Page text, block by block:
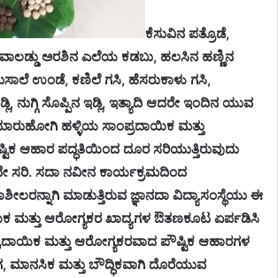
ಕೆಸುವಿನ ಪತ್ರೊಡೆ,
ಅರಶಿನ ಎಲೆಯ ಕಡಬು, ಹಲಸಿನ ಹಣ್ಣಿನ
ಉಂಡೆ, ಕಣಿಲೆ ಗಸಿ, ಹೆಸರುಕಾಳು ಗಸಿ,
ನುಗ್ಗಿ ಸೊಪ್ಪಿನ ಇಡ್ಲಿ, ಇತ್ಯಾದಿ ಆದರೇ ಇಂದಿನ ಯುವ
ಹಳ್ಳಿಯ ಸಾಂಪ್ರದಾಯಿಕ ಮತ್ತು
ಆಹಾರ ಪದ್ಧತಿಯಿಂದ ದೂರ ಸರಿಯುತ್ತಿರುವುದು
ಸರಿ. ಸದಾ ನವೀನ ಕಾರ್ಯಕ್ರಮದಿಂದ
ಮಾಡುತ್ತಿರುವ ಜ್ಞಾನದಾ ವಿದ್ಯಾಸಂಸ್ಥೆಯು ಈ
ಮತ್ತು ಆರೋಗ್ಯಕರ ಖಾದ್ಯಗಳ ಔತಣಕೂಟ ಏರ್ಪಡಿಸಿ
ಮತ್ತು ಆರೋಗ್ಯಕರವಾದ ಪೌಷ್ಟಿಕ ಆಹಾರಗಳ
ಮತ್ತು ಬೌದ್ಧಿಕವಾಗಿ ದೊರೆಯುವ